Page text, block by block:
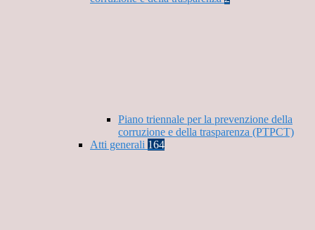
Piano triennale per la prevenzione della
corruzione e della trasparenza (PTPCT)
Atti generali 164